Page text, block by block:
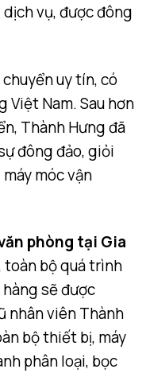
vụ, được đông
uy tín, có
Nam. Sau hơn
Thành Hưng đã
đông đảo, giỏi
móc vận
phòng tại Gia
toàn bộ quá trình
sẽ được
nhân viên Thành
bộ thiết bị, máy
phân loại, bọc